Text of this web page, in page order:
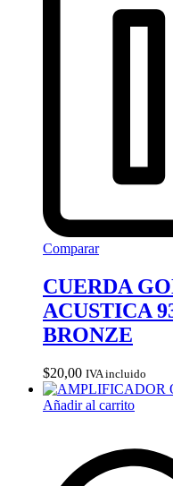
Comparar
CUERDA
ACUSTICA
BRONZE
$20,00 IVA incluido
Añadir al carrito